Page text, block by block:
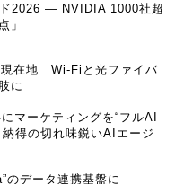
2026 ― NVIDIA 1000社超
」
在地 Wi-Fiと光ファイバ
に
マーケティングを“フルAI
得の切れ味鋭いAIエージ
のデータ連携基盤に